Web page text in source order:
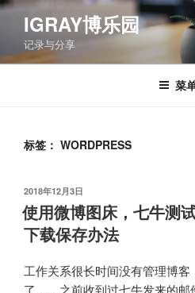
跳
容
IGRAY博乐园
记录与分享
菜
标签： WORDPRESS
发
布
于
2018年12月3日
使用微博图床，七牛测
下载保存办法
工作关系很长时间没有管理博
了……之前收到过七牛发来的邮